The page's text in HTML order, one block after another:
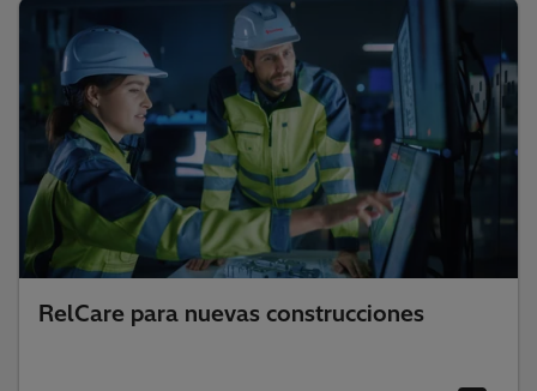
RelCare para nuevas construcciones